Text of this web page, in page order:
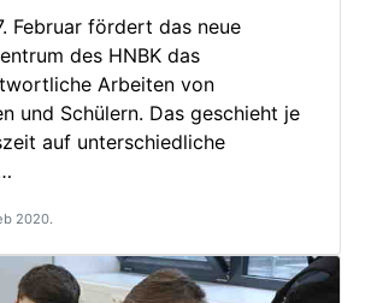
Februar fördert das neue
des HNBK das
Arbeiten von
und Schülern. Das geschieht je
auf unterschiedliche
2020.